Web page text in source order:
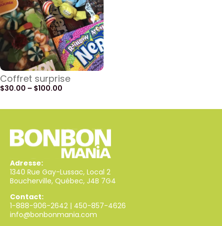
Coffret surprise
$30.00 – $100.00
Adresse:
1340 Rue Gay-Lussac, Local 2
Boucherville, Québec, J4B 7G4
Contact:
1-888-906-2642 | 450-857-4626
info@bonbonmania.com